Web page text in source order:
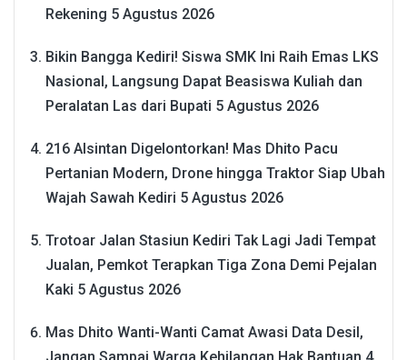
Rekening 5 Agustus 2026
Bikin Bangga Kediri! Siswa SMK Ini Raih Emas LKS
Nasional, Langsung Dapat Beasiswa Kuliah dan
Peralatan Las dari Bupati 5 Agustus 2026
216 Alsintan Digelontorkan! Mas Dhito Pacu
Pertanian Modern, Drone hingga Traktor Siap Ubah
Wajah Sawah Kediri 5 Agustus 2026
Trotoar Jalan Stasiun Kediri Tak Lagi Jadi Tempat
Jualan, Pemkot Terapkan Tiga Zona Demi Pejalan
Kaki 5 Agustus 2026
Mas Dhito Wanti-Wanti Camat Awasi Data Desil,